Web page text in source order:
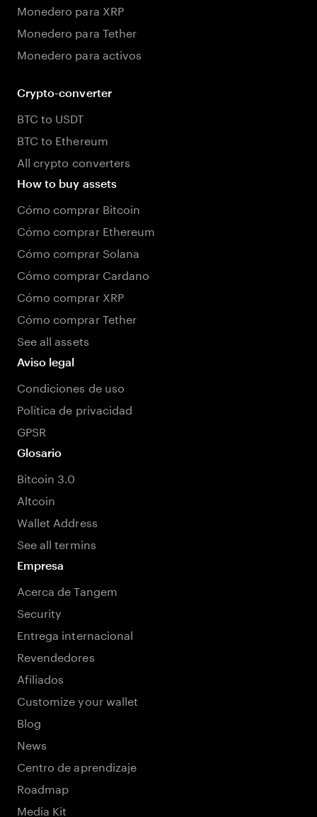
Monedero para XRP
Monedero para Tether
Monedero para activos
Crypto-converter
BTC to USDT
BTC to Ethereum
All crypto converters
How to buy assets
Cómo comprar Bitcoin
Cómo comprar Ethereum
Cómo comprar Solana
Cómo comprar Cardano
Cómo comprar XRP
Cómo comprar Tether
See all assets
Aviso legal
Condiciones de uso
Política de privacidad
GPSR
Glosario
Bitcoin 3.0
Altcoin
Wallet Address
See all termins
Empresa
Acerca de Tangem
Security
Entrega internacional
Revendedores
Afiliados
Customize your wallet
Blog
News
Centro de aprendizaje
Roadmap
Media Kit